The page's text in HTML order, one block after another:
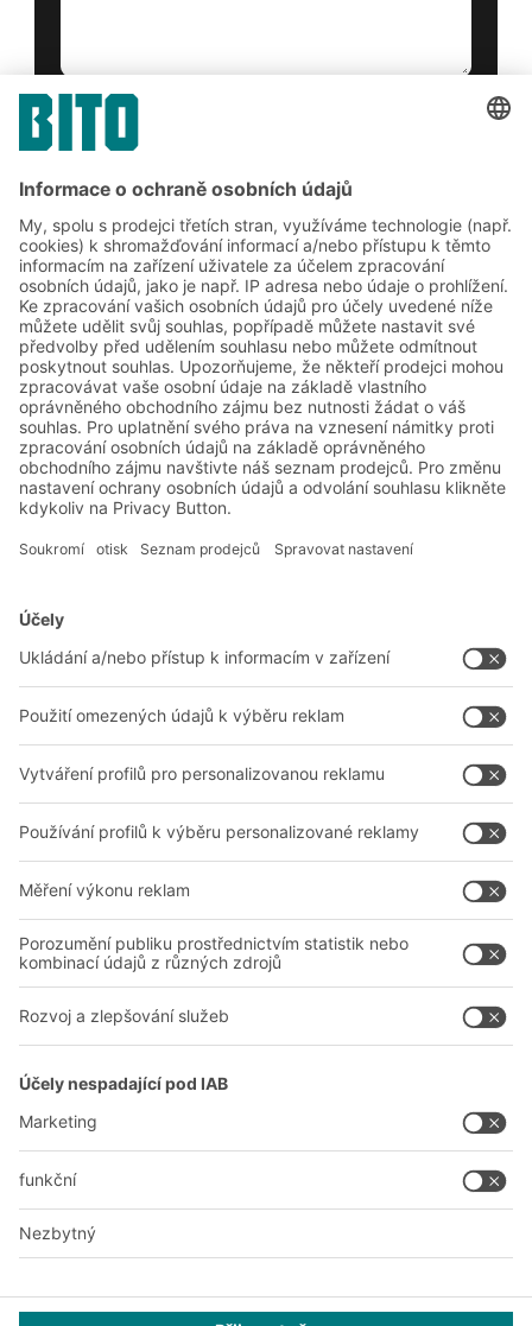
podmínky službya souhlasím s nimi.
Friendly Captcha
Odeslat *= Požadované
Řešení BITO
Řešení pro intralogistiku
Boxy & přepravky
Regály a regálové systémy
Naše služby
Kontaktní formulář
Společnost
Naše celosvětová síť
Naše závody
Sledujte nás
YOUR LIFE.
+420 733 643 229
Tato nabídka je určena pro průmysl, řemesla, obchod a profese